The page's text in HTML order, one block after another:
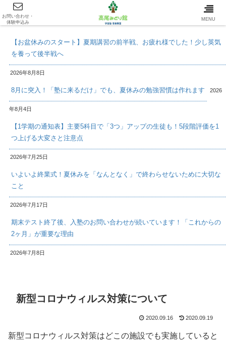
最新情報/INFOMATION
【お盆休みのスタート】夏期講習の前半戦、お疲れ様でした！少し英気
を養って後半戦へ
2026年8月8日
8月に突入！「塾に来るだけ」でも、夏休みの勉強習慣は作れます 2026
年8月4日
【1学期の通知表】主要5科目で「3つ」アップの生徒も！5段階評価を1
つ上げる大変さと注意点
2026年7月25日
いよいよ終業式！夏休みを「なんとなく」で終わらせないために大切な
こと
2026年7月17日
期末テスト終了後、入塾のお問い合わせが続いています！「これからの
2ヶ月」が重要な理由
2026年7月8日
新型コロナウィルス対策について
2020.09.16 2020.09.19
新型コロナウィルス対策はどこの施設でも実施していると
お問い合わせ・
体験申込み
MENU